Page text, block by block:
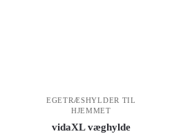
EGETRÆSHYLDER TIL
HJEMMET
vidaXL væghylde